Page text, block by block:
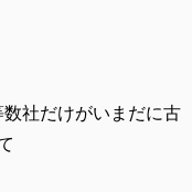
社だけがいまだに古